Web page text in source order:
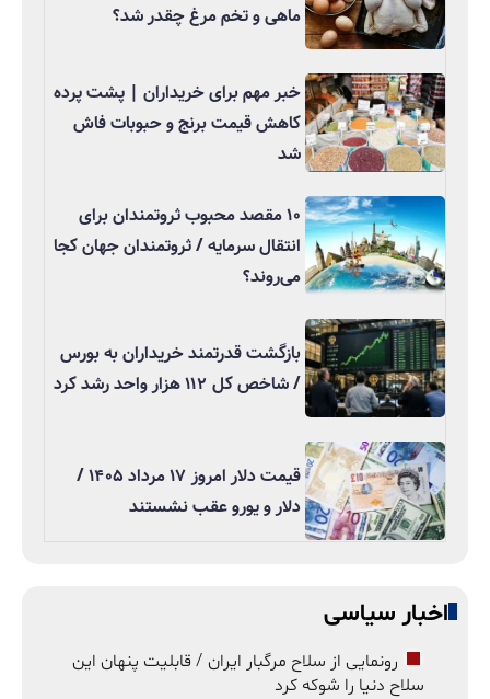
ماهی و تخم مرغ چقدر شد؟
خبر مهم برای خریداران | پشت پرده
کاهش قیمت برنج و حبوبات فاش
شد
۱۰ مقصد محبوب ثروتمندان برای
انتقال سرمایه / ثروتمندان جهان کجا
می‌روند؟
بازگشت قدرتمند خریداران به بورس
/ شاخص کل ۱۱۲ هزار واحد رشد کرد
قیمت دلار امروز ۱۷ مرداد ۱۴۰۵ /
دلار و یورو عقب نشستند
اخبار سیاسی
رونمایی از سلاح مرگبار ایران / قابلیت پنهان این
سلاح دنیا را شوکه کرد